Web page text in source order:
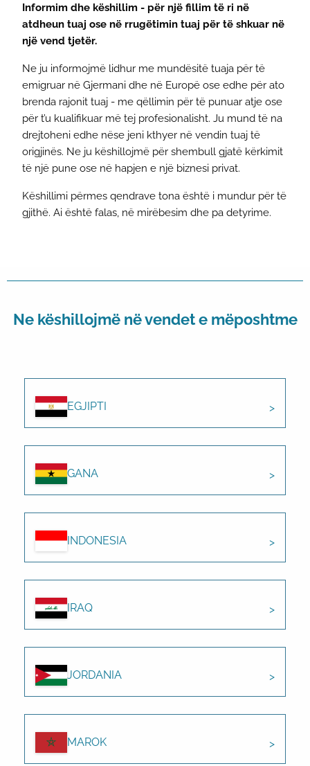
Informim dhe këshillim - për një fillim të ri në
atdheun tuaj ose në rrugëtimin tuaj për të shkuar në
një vend tjetër.
Ne ju informojmë lidhur me mundësitë tuaja për të
emigruar në Gjermani dhe në Europë ose edhe për ato
brenda rajonit tuaj - me qëllimin për të punuar atje ose
për t’u kualifikuar më tej profesionalisht. Ju mund të na
drejtoheni edhe nëse jeni kthyer në vendin tuaj të
origjinës. Ne ju këshillojmë për shembull gjatë kërkimit
të një pune ose në hapjen e një biznesi privat.
Këshillimi përmes qendrave tona është i mundur për të
gjithë. Ai është falas, në mirëbesim dhe pa detyrime.
Ne këshillojmë në vendet e mëposhtme
EGJIPTI
GANA
INDONESIA
IRAQ
JORDANIA
MAROK